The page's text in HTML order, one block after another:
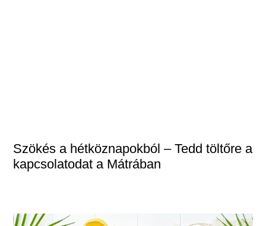
Szökés a hétköznapokból – Tedd töltőre a
kapcsolatodat a Mátrában